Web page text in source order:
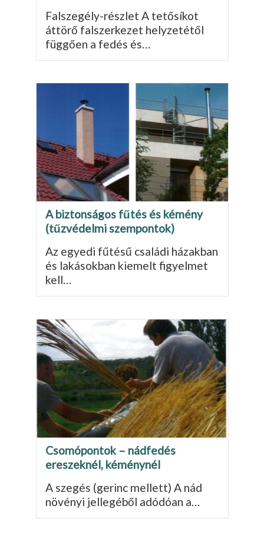
Falszegély-részlet A tetősíkot
áttörő falszerkezet helyzetétől
függően a fe­dés és…
A biztonságos fűtés és kémény
(tűzvédelmi szempontok)
Az egyedi fűtésű családi házakban
és laká­sokban kiemelt figyelmet
kell…
Csomópontok – nádfedés
ereszeknél, kéménynél
A szegés (gerinc mellett) A nád
növényi jellegéből adódóan a…